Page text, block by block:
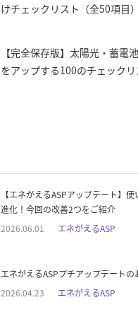
けチェックリスト（全50項目）
【完全保存版】太陽光・蓄電
をアップする100のチェックリ
【エネがえるASPアップデート】
進化！今回の改善2つをご紹介
2026.06.01
エネがえるASP
エネがえるASPプチアップデートの
2026.04.23
エネがえるASP